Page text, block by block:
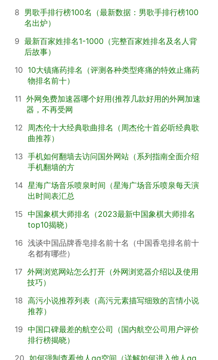
8 男歌手排行榜100名（最新数据：男歌手排行榜100
名出炉）
9 最新百家姓排名1-1000（完整百家姓排名及名人背
后故事）
10 10大镇痛药排名（评测各种类型疼痛的特效止痛药
物排名前十）
11 外网免费加速器哪个好用(推荐几款好用的外网加速
器，不再受网
12 周杰伦十大经典歌曲排名（周杰伦十首必听经典歌
曲推荐）
13 手机如何翻墙去访问国外网站（系列指南全面介绍
手机翻墙的方
14 星海广场音乐喷泉时间（星海广场音乐喷泉每天演
出时间表汇总
15 中国象棋大师排名（2023最新中国象棋大师排名
top10揭晓）
16 浅谈中国品牌香皂排名前十名（中国香皂排名前十
名都有哪些）
17 外网浏览网站怎么打开（外网浏览器介绍以及使用
技巧）
18 高污小说推荐列表（高污元素描写细致的言情小说
推荐）
19 中国口碑最差的航空公司（国内航空公司用户评价
排行榜揭晓）